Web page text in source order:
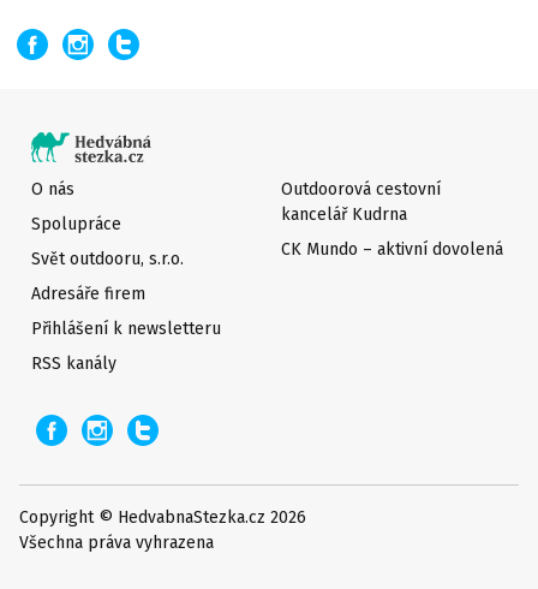
O nás
Spolupráce
Svět outdooru, s.r.o.
Adresáře firem
Přihlášení k newsletteru
Outdoorová cestovní
kancelář Kudrna
CK Mundo – aktivní dovolená
RSS kanály
Copyright © HedvabnaStezka.cz 2026
Všechna práva vyhrazena